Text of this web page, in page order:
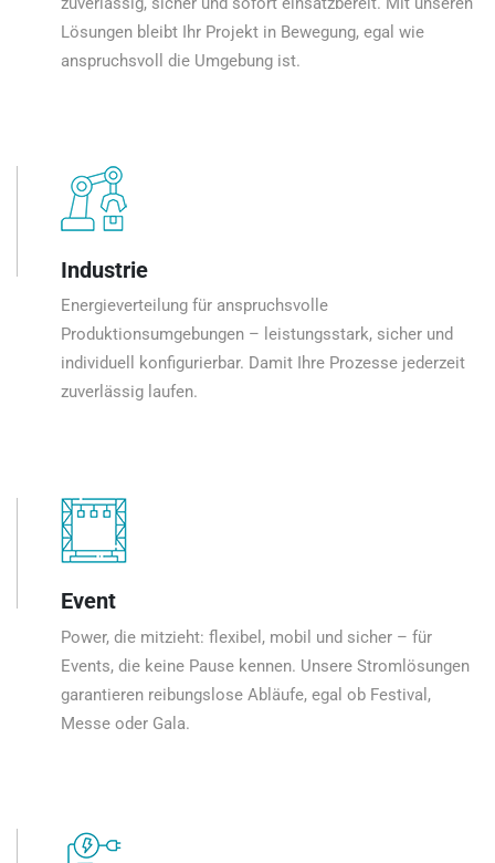
Lösungen bleibt Ihr Projekt in Bewegung, egal wie
anspruchsvoll die Umgebung ist.
Industrie
Energieverteilung für anspruchsvolle
Produktionsumgebungen – leistungsstark, sicher und
individuell konfigurierbar. Damit Ihre Prozesse jederzeit
zuverlässig laufen.
Event
Power, die mitzieht: flexibel, mobil und sicher – für
Events, die keine Pause kennen. Unsere Stromlösungen
garantieren reibungslose Abläufe, egal ob Festival,
Messe oder Gala.